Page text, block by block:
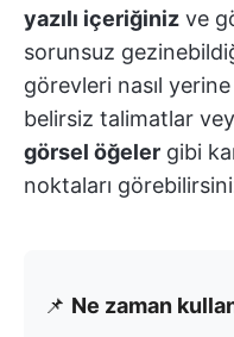
yazılı içeriğiniz ve
sorunsuz
görevleri nasıl
belirsiz talimatlar
görsel öğeler gibi
noktaları
📌 Ne zaman